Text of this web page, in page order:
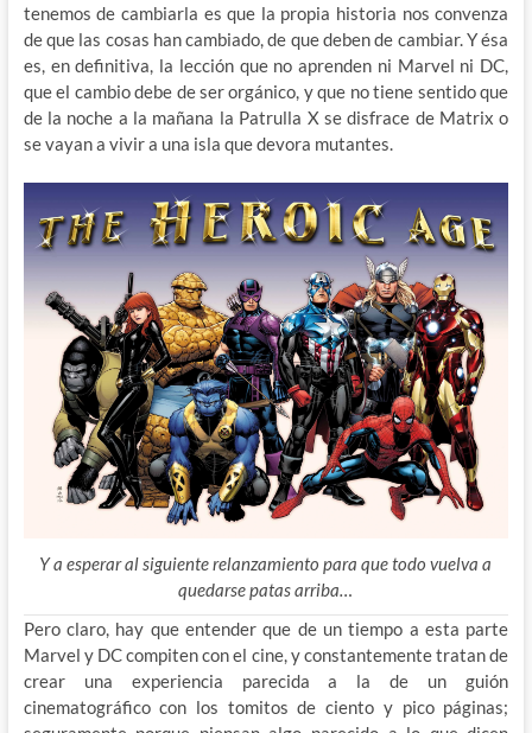
tenemos de cambiarla es que la propia historia nos convenza
de que las cosas han cambiado, de que deben de cambiar. Y ésa
es, en definitiva, la lección que no aprenden ni Marvel ni DC,
que el cambio debe de ser orgánico, y que no tiene sentido que
de la noche a la mañana la Patrulla X se disfrace de Matrix o
se vayan a vivir a una isla que devora mutantes.
Y a esperar al siguiente relanzamiento para que todo vuelva a
quedarse patas arriba…
Pero claro, hay que entender que de un tiempo a esta parte
Marvel y DC compiten con el cine, y constantemente tratan de
crear una experiencia parecida a la de un guión
cinematográfico con los tomitos de ciento y pico páginas;